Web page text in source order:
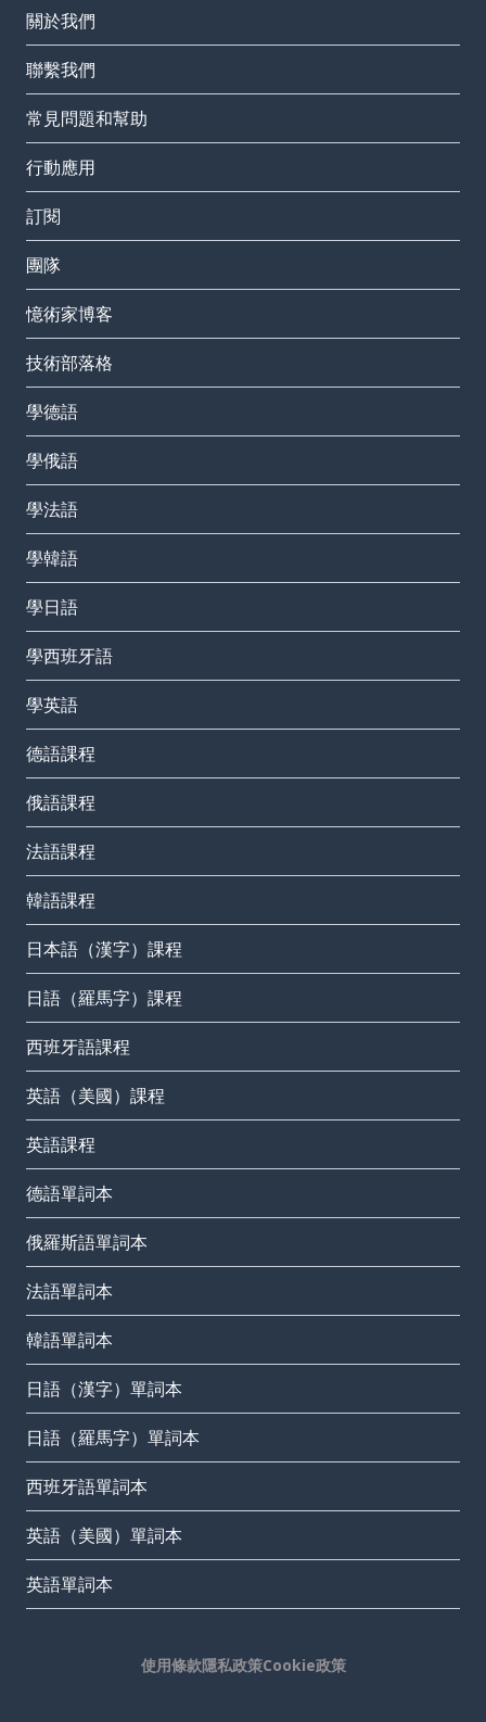
關於我們
聯繫我們
常見問題和幫助
行動應用
訂閱
團隊
憶術家博客
技術部落格
學德語
學俄語
學法語
學韓語
學日語
學西班牙語
學英語
德語課程
俄語課程
法語課程
韓語課程
日本語（漢字）課程
日語（羅馬字）課程
西班牙語課程
英語（美國）課程
英語課程
德語單詞本
俄羅斯語單詞本
法語單詞本
韓語單詞本
日語（漢字）單詞本
日語（羅馬字）單詞本
西班牙語單詞本
英語（美國）單詞本
英語單詞本
使用條款隱私政策Cookie政策